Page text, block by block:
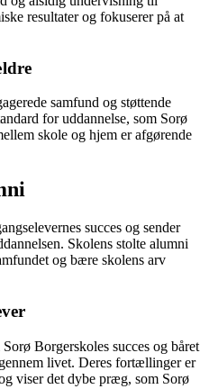
resultater og fokuserer på at
samfund og støttende
for uddannelse, som Sorø
skole og hjem er afgørende
succes og sender
Skolens stolte alumni
og bære skolens arv
Borgerskoles succes og båret
livet. Deres fortællinger er
viser det dybe præg, som Sorø